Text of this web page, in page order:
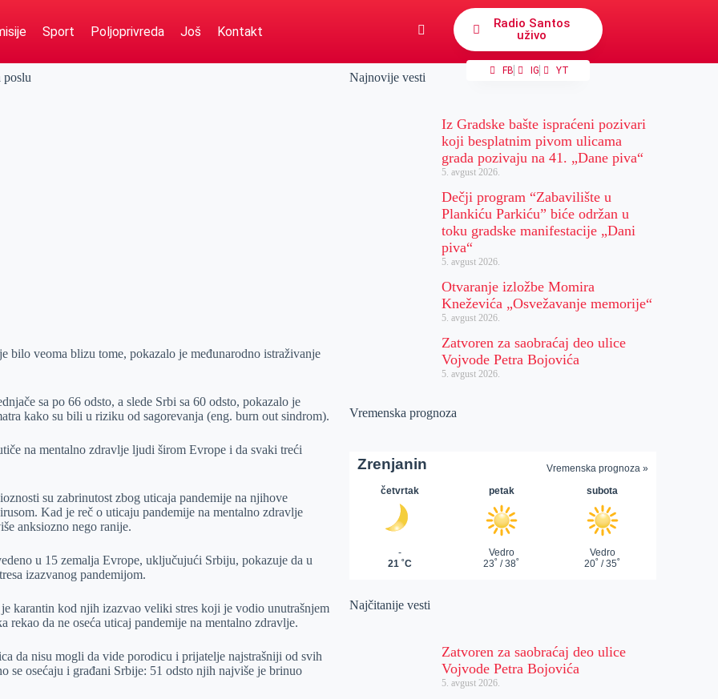
Sport Poljoprivreda Još Kontakt
Radio Santos
uživo
FB IG YT
poslu
bilo veoma blizu tome, pokazalo je međunarodno istraživanje
sa po 66 odsto, a slede Srbi sa 60 odsto, pokazalo je
kako su bili u riziku od sagorevanja (eng. burn out sindrom).
na mentalno zdravlje ljudi širom Evrope i da svaki treći
su zabrinutost zbog uticaja pandemije na njihove
Kad je reč o uticaju pandemije na mentalno zdravlje
anksiozno nego ranije.
u 15 zemalja Evrope, uključujući Srbiju, pokazuje da u
izazvanog pandemijom.
karantin kod njih izazvao veliki stres koji je vodio unutrašnjem
da ne oseća uticaj pandemije na mentalno zdravlje.
da nisu mogli da vide porodicu i prijatelje najstrašniji od svih
se osećaju i građani Srbije: 51 odsto njih najviše je brinuo
Najnovije vesti
Iz Gradske bašte ispraćeni pozivari
koji besplatnim pivom ulicama
grada pozivaju na 41. „Dane piva“
5. avgust 2026.
Dečji program “Zabavilište u
Plankiću Parkiću” biće održan u
toku gradske manifestacije „Dani
piva“
5. avgust 2026.
Otvaranje izložbe Momira
Kneževića „Osvežavanje memorije“
5. avgust 2026.
Zatvoren za saobraćaj deo ulice
Vojvode Petra Bojovića
5. avgust 2026.
Vremenska prognoza
Najčitanije vesti
Zatvoren za saobraćaj deo ulice
Vojvode Petra Bojovića
5. avgust 2026.